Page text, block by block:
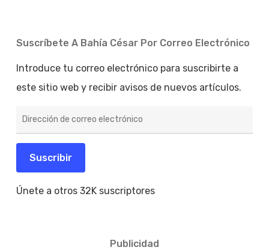
Suscríbete A Bahía César Por Correo Electrónico
Introduce tu correo electrónico para suscribirte a
este sitio web y recibir avisos de nuevos artículos.
de
electrónico
Suscribir
Únete a otros 32K suscriptores
Publicidad